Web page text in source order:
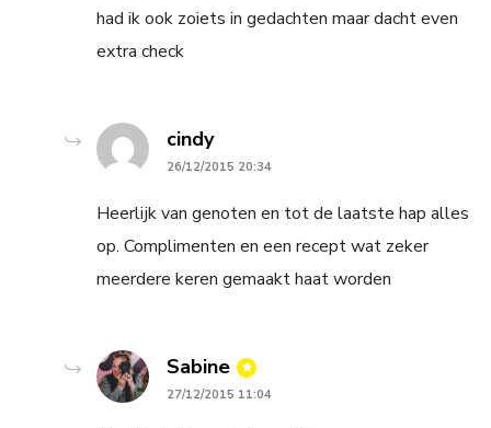
had ik ook zoiets in gedachten maar dacht even
extra check
cindysays:
26/12/2015 20:34
Heerlijk van genoten en tot de laatste hap alles
op. Complimenten en een recept wat zeker
meerdere keren gemaakt haat worden
Sabine says:
27/12/2015 11:04